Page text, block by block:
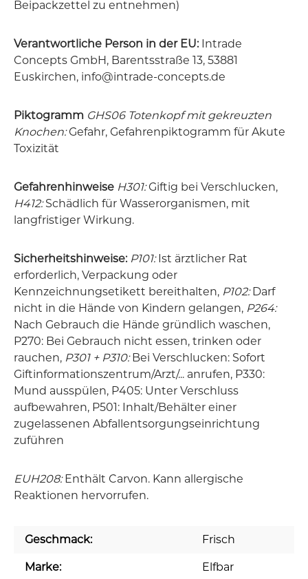
Beipackzettel zu entnehmen)
Verantwortliche Person in der EU: Intrade
Concepts GmbH, Barentsstraße 13, 53881
Euskirchen, info@intrade-concepts.de
Piktogramm GHS06 Totenkopf mit gekreuzten
Knochen:Gefahr, Gefahrenpiktogramm für Akute
Toxizität
Gefahrenhinweise H301:Giftig bei Verschlucken,
H412:Schädlich für Wasserorganismen, mit
langfristiger Wirkung.
Sicherheitshinweise: P101:Ist ärztlicher Rat
erforderlich, Verpackung oder
Kennzeichnungsetikett bereithalten, P102:Darf
nicht in die Hände von Kindern gelangen, P264:
Nach Gebrauch die Hände gründlich waschen,
P270: Bei Gebrauch nicht essen, trinken oder
rauchen, P301 + P310:Bei Verschlucken: Sofort
Giftinformationszentrum/Arzt/... anrufen, P330:
Mund ausspülen, P405: Unter Verschluss
aufbewahren, P501: Inhalt/Behälter einer
zugelassenen Abfallentsorgungseinrichtung
zuführen
EUH208:Enthält Carvon. Kann allergische
Reaktionen hervorrufen.
Geschmack: Frisch
Marke: Elfbar